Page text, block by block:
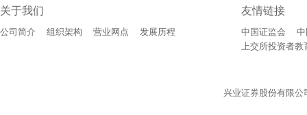
关于我们
公司简介 组织架构 营业网点 发展历程
友情链接
中国证监会
上交所投资者教
兴业证券股份有限